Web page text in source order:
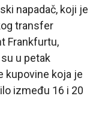
napadač, koji je
transfer
Frankfurtu,
u petak
kupovine koja je
između 16 i 20